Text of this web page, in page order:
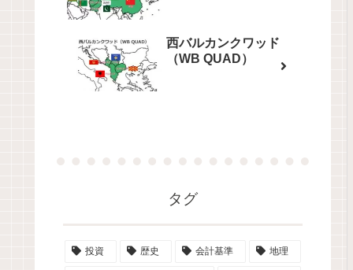
西バルカンクワッド
（WB QUAD）
タグ
投資 歴史 会計基準 地理